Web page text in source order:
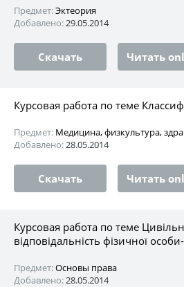
Предмет:Эктеория
Добавлено:29.05.2014
Скачать Читать
Курсовая работа по теме
Предмет: Медицина, физкультура,
Добавлено:28.05.2014
Скачать Читать
Курсовая работа по теме
відповідальність фізичної
Предмет:Основы права
Добавлено:28.05.2014